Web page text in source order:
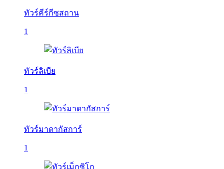
ทัวร์คีร์กีซสถาน
1
ทัวร์ลิเบีย
1
ทัวร์มาดากัสการ์
1